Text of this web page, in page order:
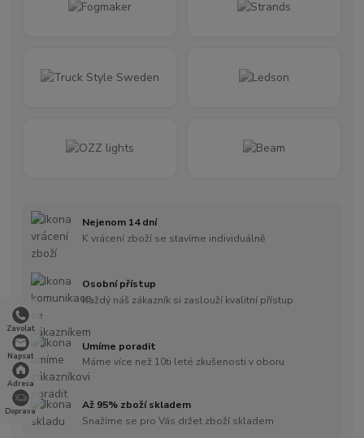
Zavolat
Napsat
Adresa
Doprava
Nejenom 14 dní
K vrácení zboží se stavíme individuálně
Osobní přístup
Každý náš zákazník si zaslouží kvalitní přístup
Umíme poradit
Máme více než 10ti leté zkušenosti v oboru
Až 95% zboží skladem
Snažíme se pro Vás držet zboží skladem